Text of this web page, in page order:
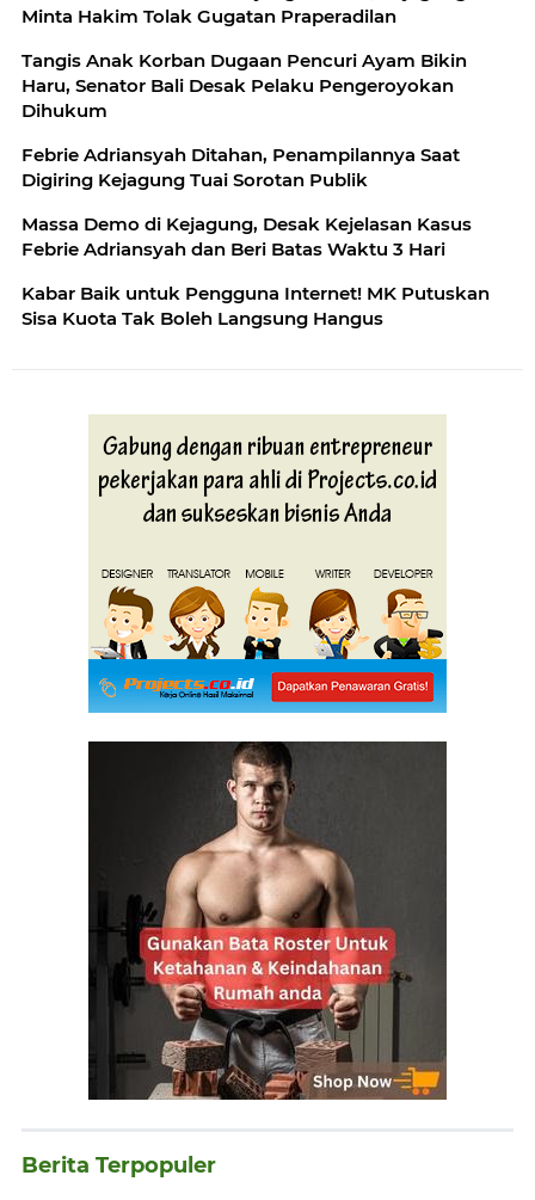
Minta Hakim Tolak Gugatan Praperadilan
Tangis Anak Korban Dugaan Pencuri Ayam Bikin
Haru, Senator Bali Desak Pelaku Pengeroyokan
Dihukum
Febrie Adriansyah Ditahan, Penampilannya Saat
Digiring Kejagung Tuai Sorotan Publik
Massa Demo di Kejagung, Desak Kejelasan Kasus
Febrie Adriansyah dan Beri Batas Waktu 3 Hari
Kabar Baik untuk Pengguna Internet! MK Putuskan
Sisa Kuota Tak Boleh Langsung Hangus
Berita Terpopuler